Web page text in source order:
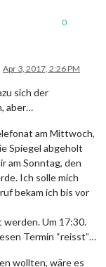
0
Apr 3, 2017, 2:26 PM
sich der
aber…
am Mittwoch,
Spiegel abgeholt
am Sonntag, den
Ich solle mich
bekam ich bis vor
Um 17:30.
Termin “reisst”…
wollten, wäre es